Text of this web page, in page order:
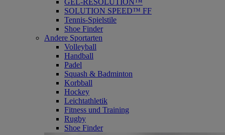
GEL-RESOLUTION™
SOLUTION SPEED™ FF
Tennis-Spielstile
Shoe Finder
Andere Sportarten
Volleyball
Handball
Padel
Squash & Badminton
Korbball
Hockey
Leichtathletik
Fitness und Training
Rugby
Shoe Finder